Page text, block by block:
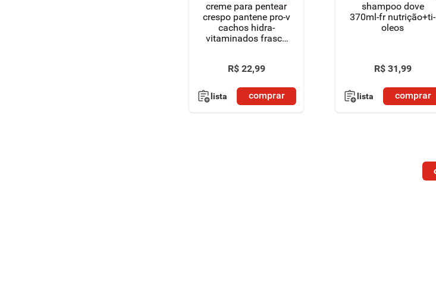
creme para pentear
crespo pantene pro-v
cachos hidra-
vitaminados frasco
R$ 22,99
lista comprar
shampoo dove
370ml-fr nutrição+ti-
oleos
R$ 31,99
lista comprar